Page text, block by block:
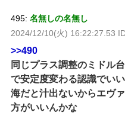
495: 名無しの名無し
2024/12/10(火) 16:22:27.53
>>490
同じプラス調整のミドル
で安定度変わる認識でい
海だと汁出ないからエヴ
方がいいんかな